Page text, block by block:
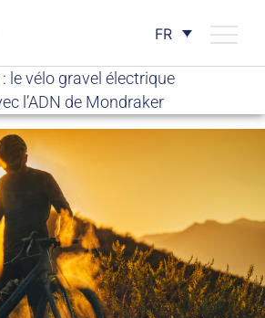
FR
le vélo gravel électrique
l’ADN de Mondraker